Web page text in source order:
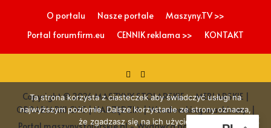
O portalu Nasze portale
Maszyny.TV >>
Portal forumfirm.eu
CENNIK reklama >> KONTAKT
Copyright © 2026MASZYNY STOLARSKIE – MEBLARSKIE |
OBRABIARKI CNC | NARZĘDZIA | Woodworking machinery
Ta strona korzysta z ciasteczek aby świadczyć usługi na
najwyższym poziomie. Dalsze korzystanie ze strony oznacza,
że zgadzasz się na ich użycie.